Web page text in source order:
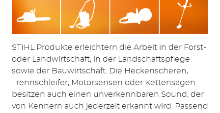
STIHL Produkte erleichtern die Arbeit in der Forst-
oder Landwirtschaft, in der Landschaftspflege
sowie der Bauwirtschaft. Die Heckenscheren,
Trennschleifer, Motorsensen oder Kettensägen
besitzen auch einen unverkennbaren Sound, der
von Kennern auch jederzeit erkannt wird. Passend